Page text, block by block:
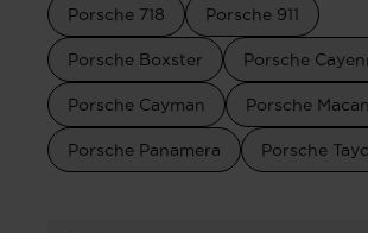
Porsche 718 Porsche 911
Porsche Boxster Porsche
Porsche Cayman Porsche Macan
Porsche Panamera Porsche